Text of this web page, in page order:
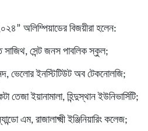
অলিম্পিয়াডের বিজয়ীরা হলেন:
সেন্ট জনস পাবলিক স্কুল;
ভেলোর ইনস্টিটিউট অব টেকনোলজি;
তেজা ইয়ানামালা, হিন্দুস্থান ইউনিভার্সিটি;
এম, রাজালাক্ষ্মী ইঞ্জিনিয়ারিং কলেজ;